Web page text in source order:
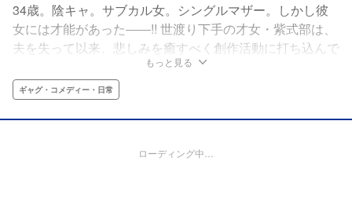
34歳。陰キャ。サブカル女。シングルマザー。しかし彼
女には才能があった――!! 世渡り下手の才女・紫式部は、
夫を失って以来、悲しみを癒すべく創作活動に打ち込んで
いた。描き上げた作品が話題になり、界隈で神作家として
知られはじめ、ついに宮仕えのお声がかかり…。慣れない
人間関係に翻弄されながらも任された仕事は中宮さまの家
庭教師――!? D・キッサンが描く平安コメディ最新作は紫
もっと見る
ギャグ・コメディー・日常
ローディング中…